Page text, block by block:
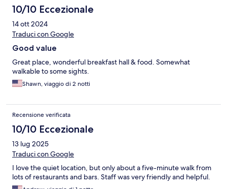
10/10 Eccezionale
14 ott 2024
Traduci con Google
Good value
Great place, wonderful breakfast hall & food. Somewhat
walkable to some sights.
Shawn, viaggio di 2 notti
Recensione verificata
10/10 Eccezionale
13 lug 2025
Traduci con Google
I love the quiet location, but only about a five-minute walk from
lots of restaurants and bars. Staff was very friendly and helpful.